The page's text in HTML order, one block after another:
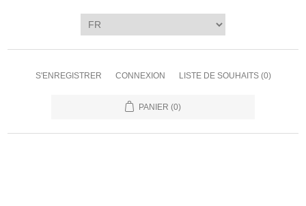
S'ENREGISTRER CONNEXION LISTE DE SOUHAITS (0)
PANIER (0)